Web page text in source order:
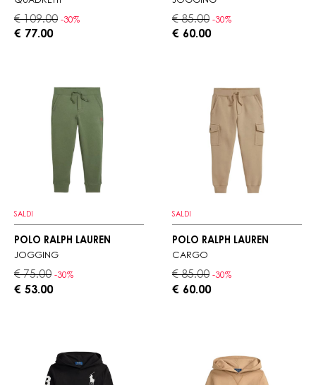
€ 109.00 -30%
€ 77.00
€ 85.00 -30%
€ 60.00
SALDI
POLO RALPH LAUREN
JOGGING
€ 75.00 -30%
€ 53.00
SALDI
POLO RALPH LAUREN
CARGO
€ 85.00 -30%
€ 60.00